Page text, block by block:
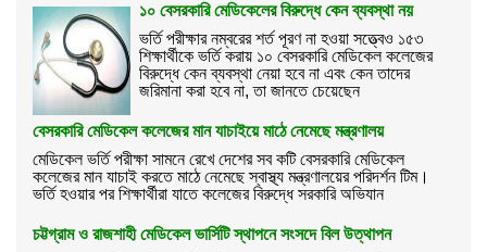
১০ বেসরকারি মেডিকেলের বিরুদ্ধে কেন ব্যবস্থা নয়
ভর্তি পরীক্ষার নম্বরের শর্ত পূরণ না হওয়া সত্ত্বেও ১৫৩
শিক্ষার্থীকে ভর্তি করায় ১০ বেসরকারি মেডিকেল কলেজের
বিরুদ্ধে কেন ব্যবস্থা নেয়া হবে না এবং কেন তাদের
জরিমানা করা হবে না, তা জানতে চেয়েছেন
বেসরকারি মেডিকেল কলেজের মান যাচাইয়ে মাঠে নেমেছে মন্ত্রণালয়
মেডিকেল ভর্তি পরীক্ষা সামনে রেখে দেশের সব কটি বেসরকারি মেডিকেল
কলেজের মান যাচাই করতে মাঠে নেমেছে স্বাস্থ্য মন্ত্রণালয়ের পরিদর্শন টিম।
ভর্তি হওয়ার পর শিক্ষার্থীরা যাতে কলেজের বিরুদ্ধে সরকারি অভিযান
চট্টগ্রাম ও রাজশাহী মেডিকেল ভার্সিটি স্থাপনে সংসদে বিল উত্থাপন